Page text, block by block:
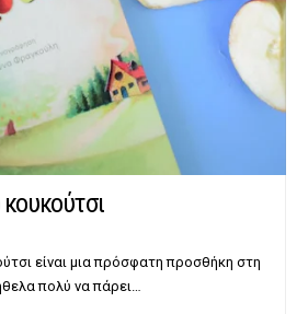
είναι μια πρόσφατη προσθήκη στη
πολύ να πάρει…